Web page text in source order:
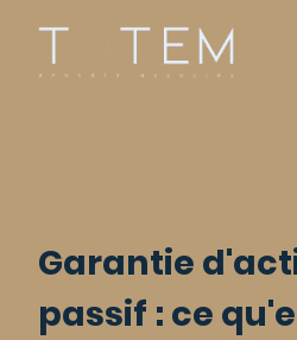
Garantie
passif : ce